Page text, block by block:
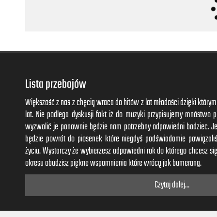
Down, down
D-D-D-D-Down, down
D-D-D-D-Down, never let me down
Down, down
D-D-D-D-Down, down
D-D-D-D-Down, down
D-D-D-D-Down, never let me down
Don't have to say nothing
You got my mind running
I don't wanna lose you
Lista przebojów
Większość z nas z chęcią wraca do hitów z lat młodości dzięki
lat. Nie podlega dyskusji fakt iż do muzyki przypisujemy mnóstwo
wyzwolić je ponownie będzie nam potrzebny odpowiedni bodziec.
będzie powrót do piosenek które niegdyś podświadomie
życiu. Wystarczy że wybierzesz odpowiedni rok do którego chcesz
okresu obudzisz piękne wspomnienia które wrócą jak bumerang.
Czytaj dalej...